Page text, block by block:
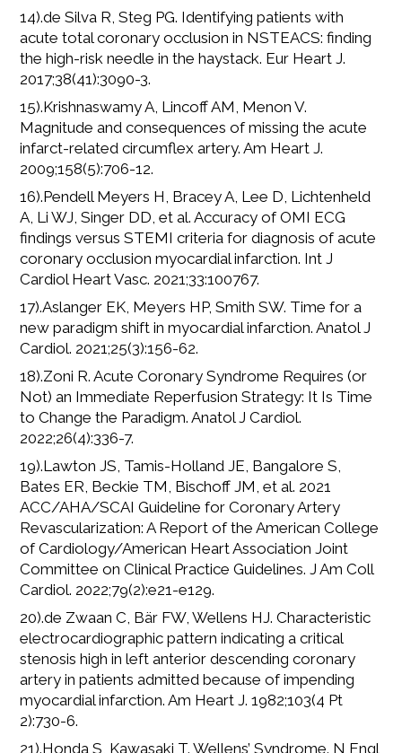
14).de Silva R, Steg PG. Identifying patients with
acute total coronary occlusion in NSTEACS: finding
the high-risk needle in the haystack. Eur Heart J.
2017;38(41):3090-3.
15).Krishnaswamy A, Lincoff AM, Menon V.
Magnitude and consequences of missing the acute
infarct-related circumflex artery. Am Heart J.
2009;158(5):706-12.
16).Pendell Meyers H, Bracey A, Lee D, Lichtenheld
A, Li WJ, Singer DD, et al. Accuracy of OMI ECG
findings versus STEMI criteria for diagnosis of acute
coronary occlusion myocardial infarction. Int J
Cardiol Heart Vasc. 2021;33:100767.
17).Aslanger EK, Meyers HP, Smith SW. Time for a
new paradigm shift in myocardial infarction. Anatol J
Cardiol. 2021;25(3):156-62.
18).Zoni R. Acute Coronary Syndrome Requires (or
Not) an Immediate Reperfusion Strategy: It Is Time
to Change the Paradigm. Anatol J Cardiol.
2022;26(4):336-7.
19).Lawton JS, Tamis-Holland JE, Bangalore S,
Bates ER, Beckie TM, Bischoff JM, et al. 2021
ACC/AHA/SCAI Guideline for Coronary Artery
Revascularization: A Report of the American College
of Cardiology/American Heart Association Joint
Committee on Clinical Practice Guidelines. J Am Coll
Cardiol. 2022;79(2):e21-e129.
20).de Zwaan C, Bär FW, Wellens HJ. Characteristic
electrocardiographic pattern indicating a critical
stenosis high in left anterior descending coronary
artery in patients admitted because of impending
myocardial infarction. Am Heart J. 1982;103(4 Pt
2):730-6.
21).Honda S, Kawasaki T. Wellens’ Syndrome. N Engl